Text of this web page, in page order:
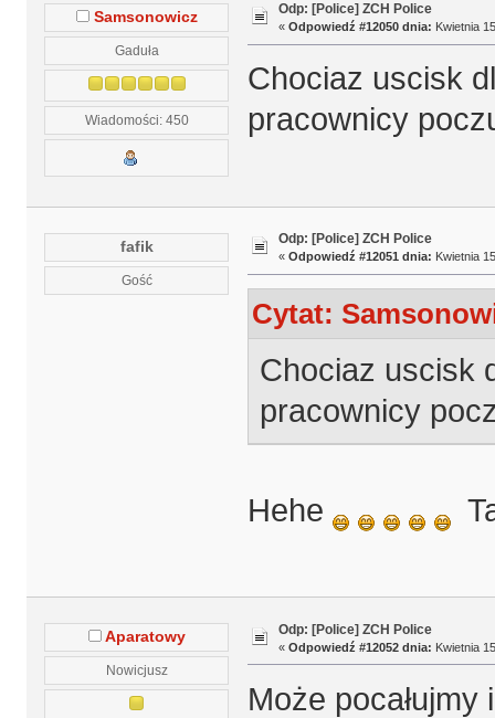
Samsonowicz
Gaduła
Wiadomości: 450
Odp: [Police] ZCH Police
« Odpowiedź #12050 dnia: Kwietnia
Chociaz uscisk
pracownicy
fafik
Gość
Odp: [Police] ZCH Police
« Odpowiedź #12051 dnia: Kwietnia
Cytat:
Chociaz uscisk
pracownicy
Hehe
Aparatowy
Nowicjusz
Odp: [Police] ZCH Police
« Odpowiedź #12052 dnia: Kwietnia
Może